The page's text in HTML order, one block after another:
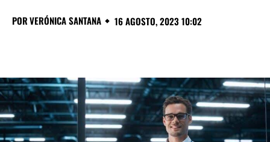
PORVERÓNICA SANTANA 16 AGOSTO, 2023 10:02